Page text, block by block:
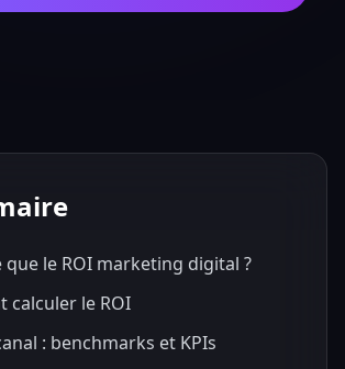
que le ROI marketing digital ?
calculer le ROI
: benchmarks et KPIs